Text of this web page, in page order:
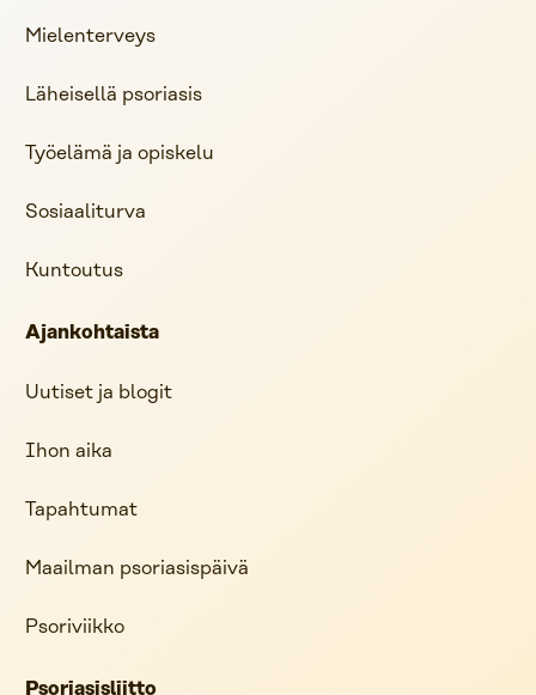
Mielenterveys
Läheisellä psoriasis
Työelämä ja opiskelu
Sosiaaliturva
Kuntoutus
Ajankohtaista
Uutiset ja blogit
Ihon aika
Tapahtumat
Maailman psoriasispäivä
Psoriviikko
Psoriasisliitto